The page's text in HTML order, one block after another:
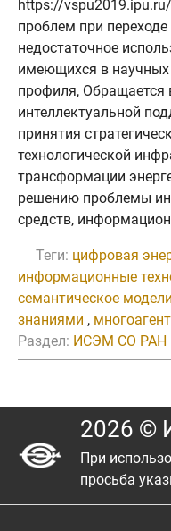
https://
проблем при
недостаточное
имеющихся в научных
профиля, Обращается
интеллектуальной
принятия
технологической
трансформации
решению проблемы
средств,
Теги: цифровая
информационные
семантическое
знаниями ,
Раздел: ИСЭМ СО РАН
2026 ©
При
просьба